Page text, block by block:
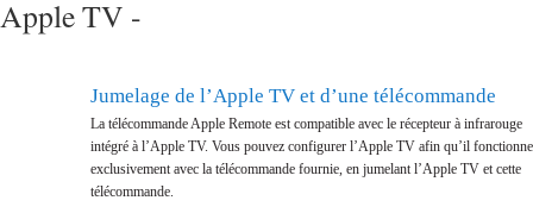
Apple TV -
Jumelage de l’Apple TV et d’une télécommande
La télécommande Apple Remote est compatible avec le récepteur à infrarouge
intégré à l’Apple TV. Vous pouvez configurer l’Apple TV afin qu’il fonctionne
exclusivement avec la télécommande fournie, en jumelant l’Apple TV et cette
télécommande.